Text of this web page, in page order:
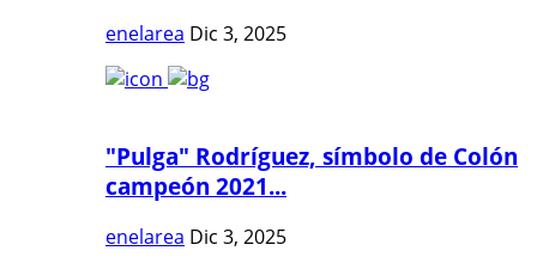
enelarea Dic 3, 2025
"Pulga" Rodríguez, símbolo de Colón
campeón 2021...
enelarea Dic 3, 2025